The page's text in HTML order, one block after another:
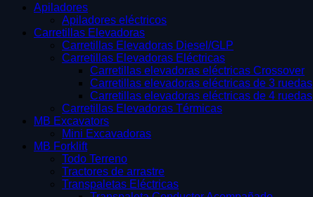
Apiladores
Apiladores eléctricos
Carretillas Elevadoras
Carretillas Elevadoras Diesel/GLP
Carretillas Elevadoras Eléctricas
Carretillas elevadoras eléctricas Crossover
Carretillas elevadoras eléctricas de 3 ruedas
Carretillas elevadoras eléctricas de 4 ruedas
Carretillas Elevadoras Térmicas
MB Excavators
Mini Excavadoras
MB Forklift
Todo Terreno
Tractores de arrastre
Transpaletas Eléctricas